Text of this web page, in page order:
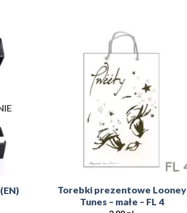
Torebki prezentowe Looney
Tunes – małe – FL 4